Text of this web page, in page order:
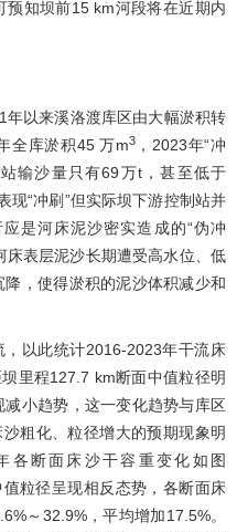
预知坝前15 km河段将在近期内
以来溪洛渡库区由大幅淤积转
全库淤积45 万m3，2023年“冲
输沙量只有69万t，甚至低于
现“冲刷”但实际坝下游控制站并
是河床泥沙密实造成的“伪冲
床表层泥沙长期遭受高水位、低
，使得淤积的泥沙体积减少和
，以此统计2016-2023年干流床
坝里程127.7 km断面中值粒径明
小趋势，这一变化趋势与库区
粗化、粒径增大的预期现象明
各断面床沙干容重变化如 图
粒径呈现相反态势，各断面床
～32.9%，平均增加17.5%。